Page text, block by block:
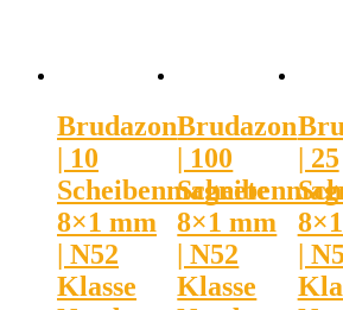
Brudazon
| 10
Scheibenmagnete
8×1 mm
| N52
Klasse
Brudazon
| 100
8×1 mm
| N52
Klasse
| 25
|